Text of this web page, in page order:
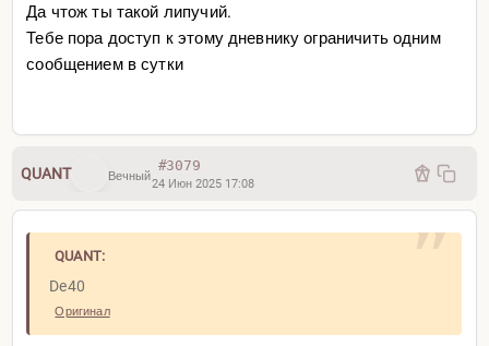
Да чтож ты такой липучий.
Тебе пора доступ к этому дневнику ограничить одним
сообщением в сутки
QUANT Вечный
#3079
24 Июн 2025 17:08
QUANT:
De40
Оригинал